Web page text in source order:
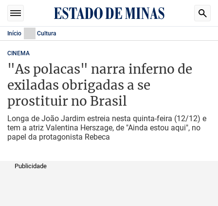
Início Cultura
CINEMA
"As polacas" narra inferno de
exiladas obrigadas a se
prostituir no Brasil
Longa de João Jardim estreia nesta quinta-feira (12/12) e
tem a atriz Valentina Herszage, de "Ainda estou aqui", no
papel da protagonista Rebeca
Publicidade